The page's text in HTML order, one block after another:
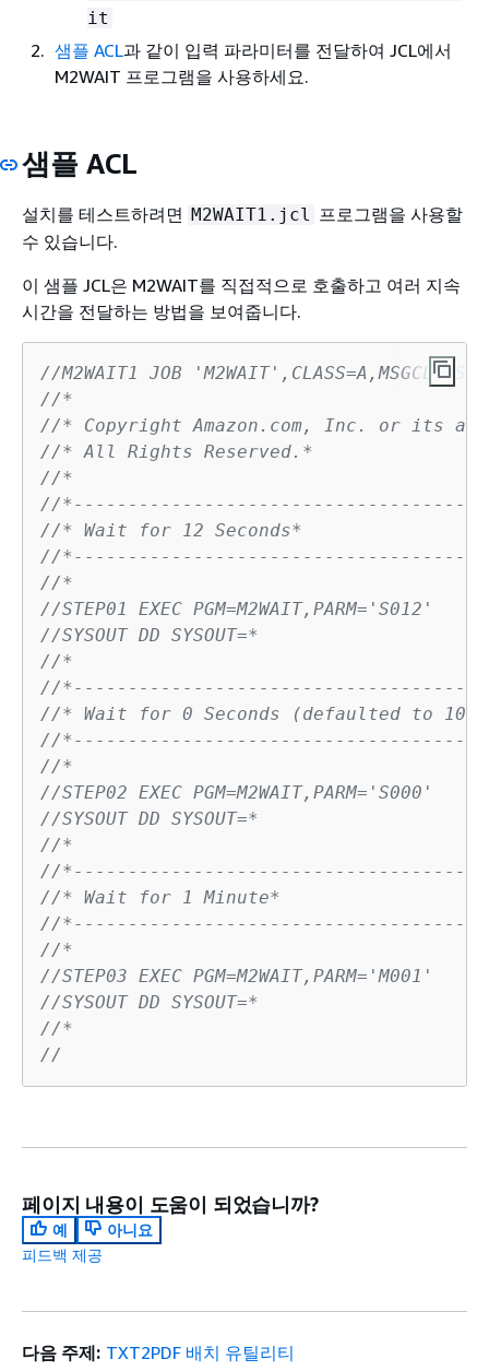
it
샘플 ACL과 같이 입력 파라미터를 전달하여 JCL에서
M2WAIT 프로그램을 사용하세요.
샘플 ACL
설치를 테스트하려면 M2WAIT1.jcl 프로그램을 사용할
수 있습니다.
이 샘플 JCL은 M2WAIT를 직접적으로 호출하고 여러 지속
시간을 전달하는 방법을 보여줍니다.
//M2WAIT1 JOB
//*
//* Copyright Amazon.com, Inc. or its
//* All Rights Reserved.*
//*
//
//* Wait for 12 Seconds*
//
//*
//STEP01 EXEC PGM=M2WAIT,PARM='S012'
//SYSOUT DD SYSOUT=*
//*
//
//* Wait for 0 Seconds (defaulted to 10
//
//*
//STEP02 EXEC PGM=M2WAIT,PARM='S000'
//SYSOUT DD SYSOUT=*
//*
//
//* Wait for 1 Minute*
//
//*
//STEP03 EXEC PGM=M2WAIT,PARM='M001'
//SYSOUT DD SYSOUT=*
//*
//
페이지 내용이 도움이 되었습니까?
예
아니요
피드백 제공
다음 주제: TXT2PDF 배치 유틸리티